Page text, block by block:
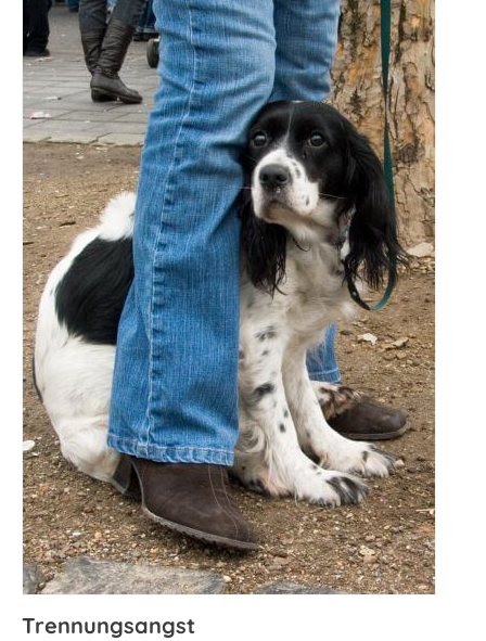
Trennungsangst